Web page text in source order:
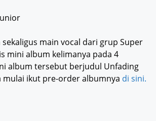
sekaligus main vocal dari grup Super
mini album kelimanya pada 4
album tersebut berjudul Unfading
mulai ikut pre-order albumnya di sini.